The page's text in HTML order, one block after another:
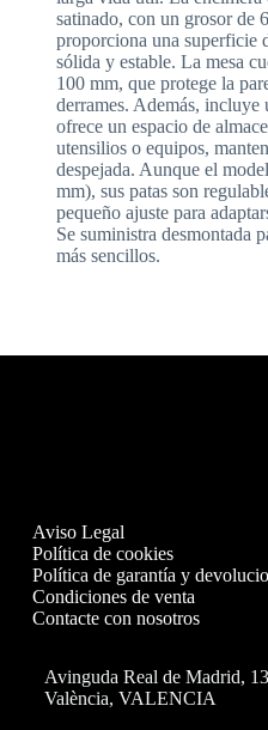
satinado, con un grosor de
proporciona una superficie
sólida y estable. La mesa
100 mm, que protege la
derrames. Además, incluye
ofrece un espacio de
utensilios o equipos,
despejada. Aunque el
mm), sus patas son
pequeño ajuste para
Se suministra desmontada
más sencillos.
Aviso Legal
Política de cookies
Política de garantía y
Condiciones de venta
Contacte con nosotros
Avinguda Real de Madrid,
València, VALENCIA